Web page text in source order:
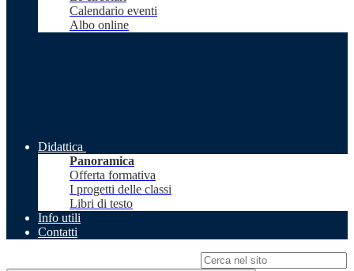
Calendario eventi
Albo online
Didattica
Panoramica
Offerta formativa
I progetti delle classi
Libri di testo
Info utili
Contatti